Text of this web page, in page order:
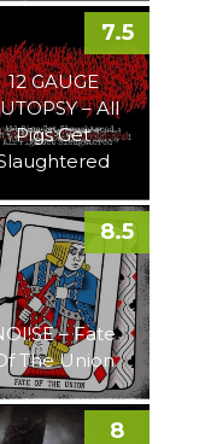
12 GAUGE
– All
Pigs Get
7.5
– Fate
The Union
8.5
8